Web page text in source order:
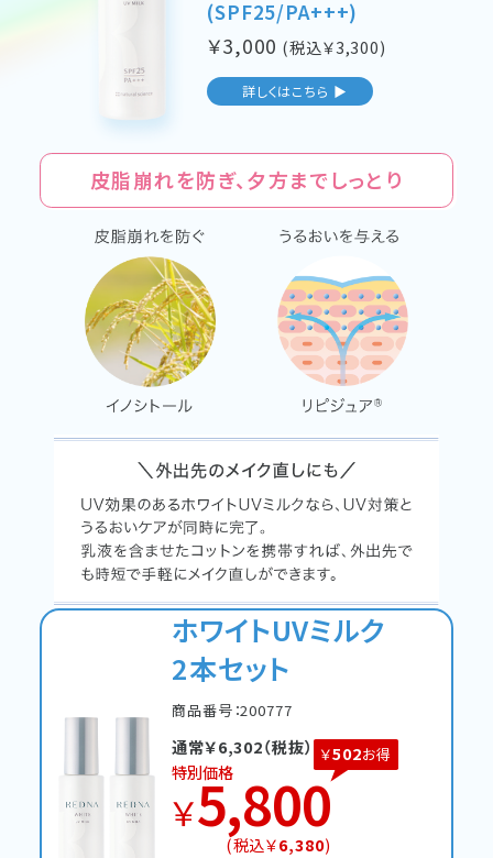
(SPF25/PA+++)
￥3,000 (税込￥3,300)
詳しくはこちら ▶
皮脂崩れを防ぎ、夕方までしっとり
ホワイトUVミルク
2本セット
商品番号：200777
通常￥6,302（税抜）
特別価格
￥5,800
(税込￥6,380)
￥502お得